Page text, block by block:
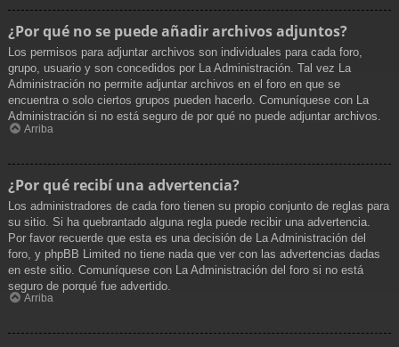
¿Por qué no se puede añadir archivos adjuntos?
Los permisos para adjuntar archivos son individuales para cada foro,
grupo, usuario y son concedidos por La Administración. Tal vez La
Administración no permite adjuntar archivos en el foro en que se
encuentra o solo ciertos grupos pueden hacerlo. Comuníquese con La
Administración si no está seguro de por qué no puede adjuntar archivos.
Arriba
¿Por qué recibí una advertencia?
Los administradores de cada foro tienen su propio conjunto de reglas para
su sitio. Si ha quebrantado alguna regla puede recibir una advertencia.
Por favor recuerde que esta es una decisión de La Administración del
foro, y phpBB Limited no tiene nada que ver con las advertencias dadas
en este sitio. Comuníquese con La Administración del foro si no está
seguro de porqué fue advertido.
Arriba